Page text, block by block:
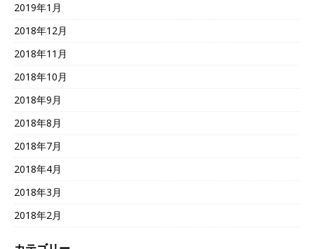
2019年1月
2018年12月
2018年11月
2018年10月
2018年9月
2018年8月
2018年7月
2018年4月
2018年3月
2018年2月